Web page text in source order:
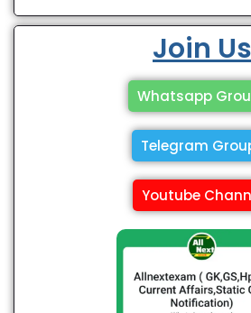
Join Us
Whatsapp
Telegram
Youtube